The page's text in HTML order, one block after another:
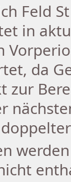
Feld
in
da
zur